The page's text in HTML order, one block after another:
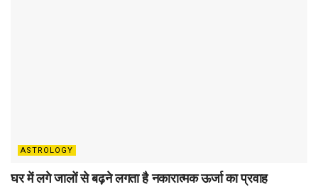
ASTROLOGY
घर में लगे जालों से बढ़ने लगता है नकारात्मक ऊर्जा का प्रवाह